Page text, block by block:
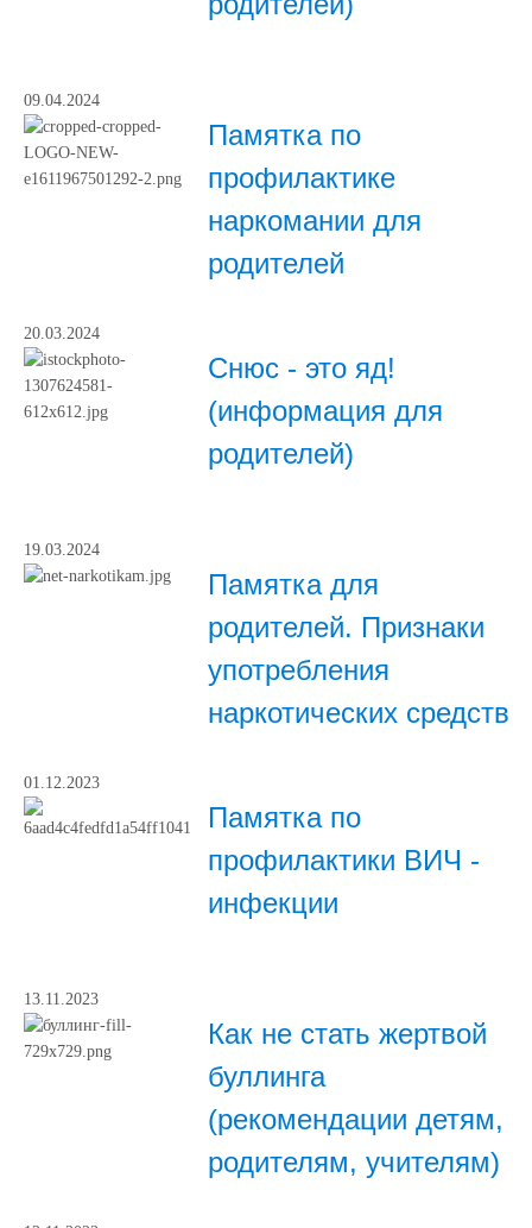
09.04.2024
Памятка по
профилактике
наркомании для
родителей
20.03.2024
Снюс - это яд!
(информация для
родителей)
19.03.2024
Памятка для
родителей. Признаки
употребления
наркотических средств
01.12.2023
Памятка по
профилактики ВИЧ -
инфекции
13.11.2023
Как не стать жертвой
буллинга
(рекомендации детям,
родителям, учителям)